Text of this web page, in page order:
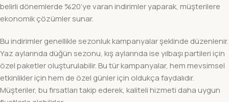
belirli dönemlerde %20’ye varan indirimler yaparak, müşterilere
ekonomik çözümler sunar.
Bu indirimler genellikle sezonluk kampanyalar şeklinde düzenlenir.
Yaz aylarında düğün sezonu, kış aylarında ise yılbaşı partileri için
özel paketler oluşturulabilir. Bu tür kampanyalar, hem mevsimsel
etkinlikler için hem de özel günler için oldukça faydalıdır.
Müşteriler, bu fırsatları takip ederek, kaliteli hizmeti daha uygun